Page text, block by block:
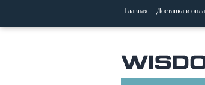
Главная Доставка и